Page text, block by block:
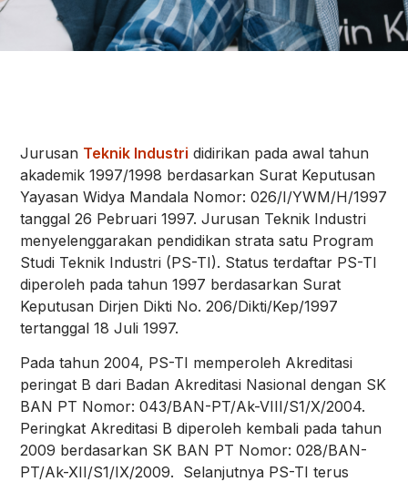
Jurusan Teknik Industri didirikan pada awal tahun
akademik 1997/1998 berdasarkan Surat Keputusan
Yayasan Widya Mandala Nomor: 026/I/YWM/H/1997
tanggal 26 Pebruari 1997. Jurusan Teknik Industri
menyelenggarakan pendidikan strata satu Program
Studi Teknik Industri (PS-TI). Status terdaftar PS-TI
diperoleh pada tahun 1997 berdasarkan Surat
Keputusan Dirjen Dikti No. 206/Dikti/Kep/1997
tertanggal 18 Juli 1997.
Pada tahun 2004, PS-TI memperoleh Akreditasi
peringat B dari Badan Akreditasi Nasional dengan SK
BAN PT Nomor: 043/BAN-PT/Ak-VIII/S1/X/2004.
Peringkat Akreditasi B diperoleh kembali pada tahun
2009 berdasarkan SK BAN PT Nomor: 028/BAN-
PT/Ak-XII/S1/IX/2009. Selanjutnya PS-TI terus